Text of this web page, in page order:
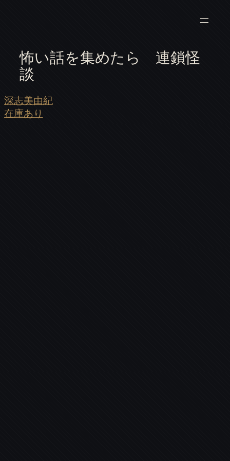
怖い話を集めたら 連鎖怪
談
深志美由紀
在庫あり